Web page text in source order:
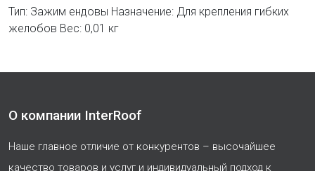
Тип: Зажим ендовы Назначение: Для крепления гибких
желобов Вес: 0,01 кг
О компании InterRoof
Наше главное отличие от конкурентов – высочайшее
качество товаров и услуг и индивидуальный подход к